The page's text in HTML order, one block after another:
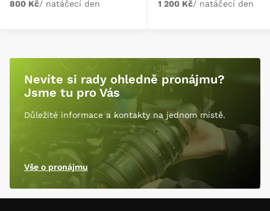
800 Kč/ natáčecí den
1 200 Kč/ natáčecí den
Nevíte si rady ohledně pronájmu?
Jsme tu pro Vás
Důležité informace a kontakty na jednom místě.
Vše o pronájmu